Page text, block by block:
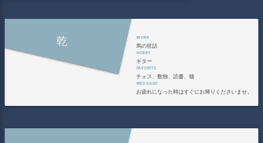
乾 馬の世話
ギター
チェス、数独、読書、猫
お疲れになった時はすぐにお帰りくださいませ。